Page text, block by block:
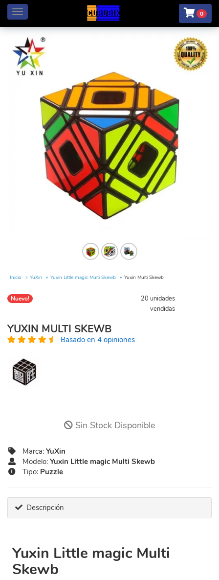
Menú 0
Inicio YuXin Yuxin Little magic Multi Skewb Yuxin Multi Skewb
Nuevo!
20 unidades
vendidas
YUXIN MULTI SKEWB
Basado en 4 opiniones
Sin Stock Disponible
Marca: YuXin
Modelo: Yuxin Little magic Multi Skewb
Tipo: Puzzle
Descripción
Yuxin Little magic Multi
Skewb